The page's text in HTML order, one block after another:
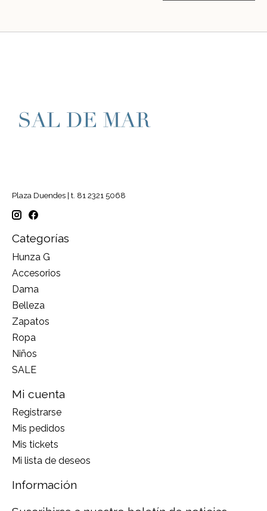
Plaza Duendes | t. 81 2321 5068
Categorías
Hunza G
Accesorios
Dama
Belleza
Zapatos
Ropa
Niños
SALE
Mi cuenta
Registrarse
Mis pedidos
Mis tickets
Mi lista de deseos
Información